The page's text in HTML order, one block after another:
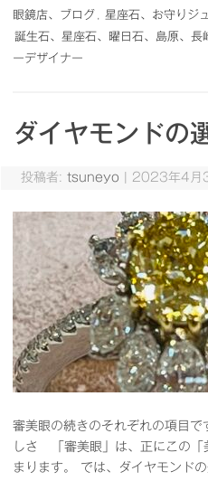
眼鏡店、ブログ
星座石、お守りジ
誕生石、星座石、曜日石、島原、長
ーデザイナー
ダイヤモンドの
投稿者: tsuneyo 2023年4月
審美眼の続きのそれぞれの項目
しさ 「審美眼」は、正にこの「
まります。 では、ダイヤモンド